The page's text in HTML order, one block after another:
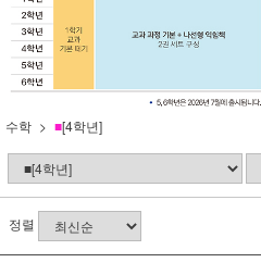
수학 ■[4학년]
정렬